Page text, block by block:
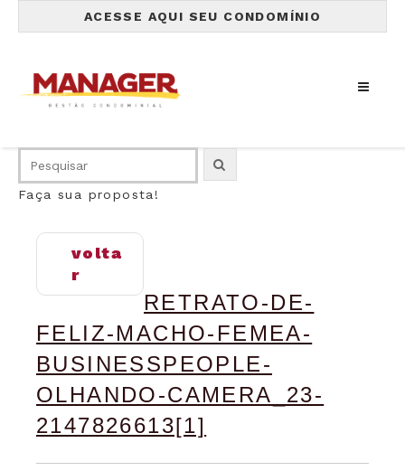
ACESSE AQUI SEU CONDOMÍNIO
Faça sua proposta!
volta
r
RETRATO-DE-
FELIZ-MACHO-FEMEA-
BUSINESSPEOPLE-
OLHANDO-CAMERA_23-
2147826613[1]